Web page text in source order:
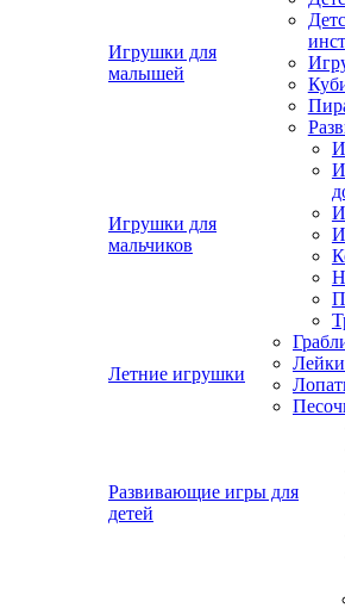
Игрушки для
малышей
Игрушки для
мальчиков
Летние игрушки
Лейки
Развивающие игры для
детей